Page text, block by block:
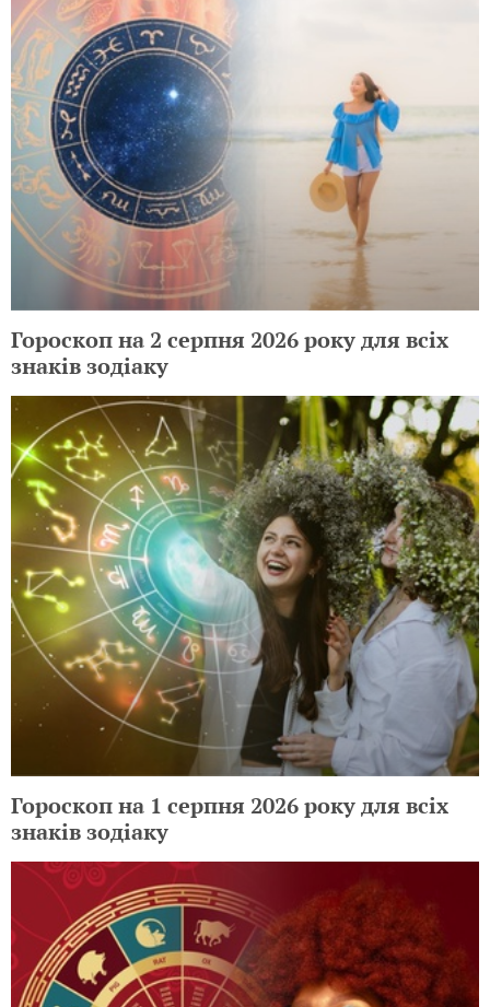
Гороскоп на 2 серпня 2026 року для всіх
знаків зодіаку
Гороскоп на 1 серпня 2026 року для всіх
знаків зодіаку